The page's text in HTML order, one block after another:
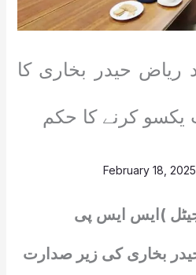
حیدر بخاری کا
یکسو کرنے کا حکم
February 18, 2025
)ایس ایس پی
بخاری کی زیر صدارت